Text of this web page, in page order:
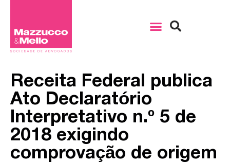
Receita Federal publica
Ato Declaratório
Interpretativo n.º 5 de
2018 exigindo
comprovação de origem